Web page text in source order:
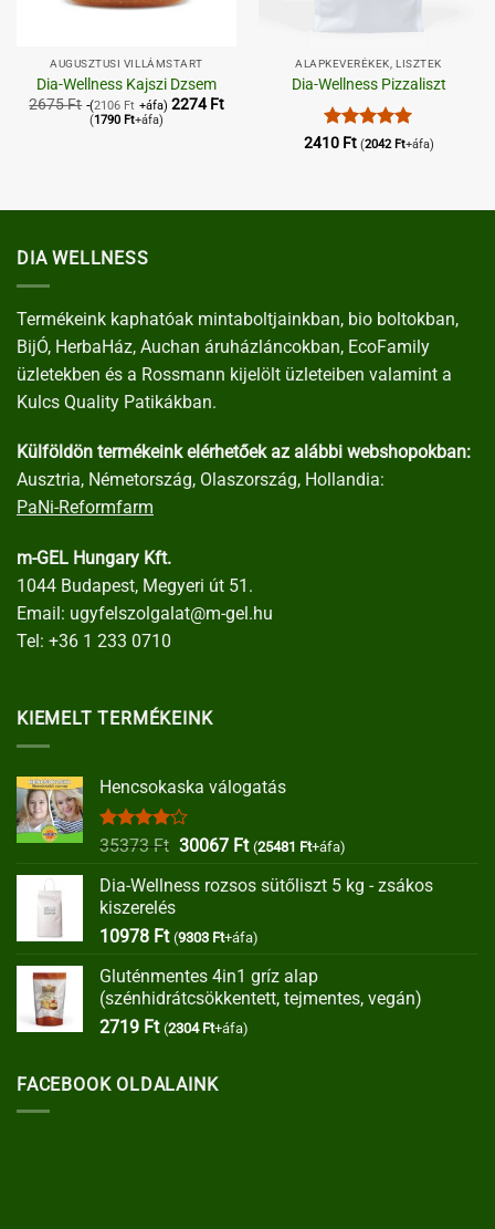
AUGUSZTUSI VILLÁMSTART
Dia-Wellness Kajszi Dzsem
2675Ft (2106 Ft +áfa) 2274Ft
(1790 Ft+áfa)
ALAPKEVERÉKEK, LISZTEK
Dia-Wellness Pizzaliszt
Értékelés:5
2410 Ft (2042 Ft+áfa)
DIA WELLNESS
Termékeink kaphatóak mintaboltjainkban, bio boltokban,
BijÓ, HerbaHáz, Auchan áruházláncokban, EcoFamily
üzletekben és a Rossmann kijelölt üzleteiben valamint a
Kulcs Quality Patikákban.
Külföldön termékeink elérhetőek az alábbi webshopokban:
Ausztria, Németország, Olaszország, Hollandia:
PaNi-Reformfarm
m-GEL Hungary Kft.
1044 Budapest, Megyeri út 51.
Email: ugyfelszolgalat@m-gel.hu
Tel: +36 1 233 0710
KIEMELT TERMÉKEINK
Hencsokaska válogatás
Értékelés:
35373Ft Original
was:
30067 FtCurrent
is:
(25481 Ft+áfa)
Dia-Wellness rozsos sütőliszt 5 kg - zsákos
kiszerelés
10978 Ft (9303 Ft+áfa)
Gluténmentes 4in1 gríz alap
(szénhidrátcsökkentett, tejmentes, vegán)
2719 Ft (2304 Ft+áfa)
FACEBOOK OLDALAINK